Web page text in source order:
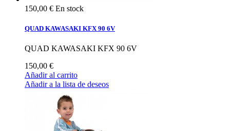
150,00 € En stock
QUAD KAWASAKI KFX 90 6V
QUAD KAWASAKI KFX 90 6V
150,00 €
Añadir al carrito
Añadir a la lista de deseos